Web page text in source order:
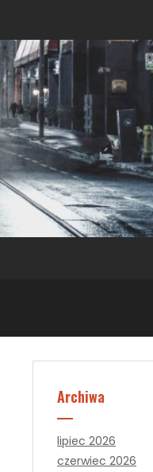
Archiwa
lipiec 2026
czerwiec 2026